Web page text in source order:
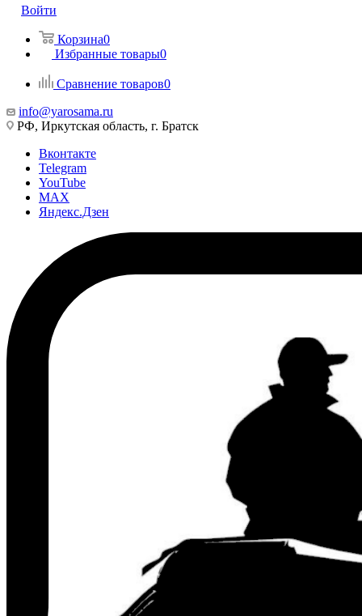
Войти
Корзина0
Избранные товары0
Сравнение товаров0
info@yarosama.ru
РФ, Иркутская область, г. Братск
Вконтакте
Telegram
YouTube
MAX
Яндекс.Дзен